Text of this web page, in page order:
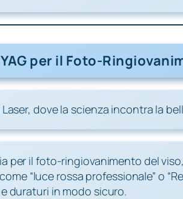
per il Foto-
dove la scienza incontra la
per il foto-ringiovanimento del
“luce rossa professionale” o
duraturi in modo sicuro.